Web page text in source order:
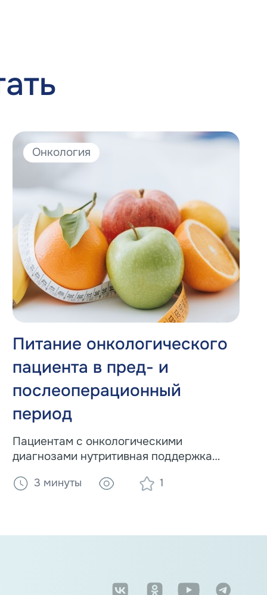
Онкология
Питание онкологического
пациента в пред- и
послеоперационный
период
Пациентам с онкологическими
диагнозами нутритивная поддержка
статуса организма, обеспечения его
3 минуты 1